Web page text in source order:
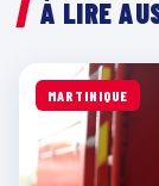
À LIRE
MARTINIQUE